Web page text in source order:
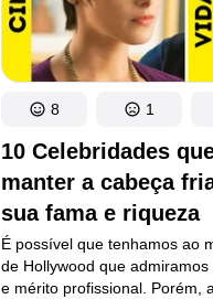
10 Celebridades
manter a cabeça
sua fama e riqueza
É possível que tenhamos ao
de Hollywood que
e mérito profissional. Porém,
8 1